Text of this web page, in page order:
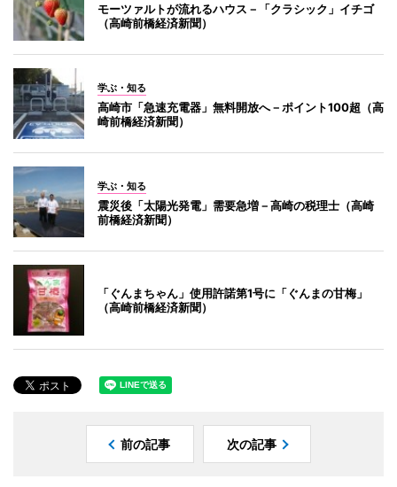
モーツァルトが流れるハウス－「クラシック」イチゴ
（高崎前橋経済新聞）
学ぶ・知る
高崎市「急速充電器」無料開放へ－ポイント100超（高
崎前橋経済新聞）
学ぶ・知る
震災後「太陽光発電」需要急増－高崎の税理士（高崎
前橋経済新聞）
「ぐんまちゃん」使用許諾第1号に「ぐんまの甘梅」
（高崎前橋経済新聞）
前の記事 次の記事